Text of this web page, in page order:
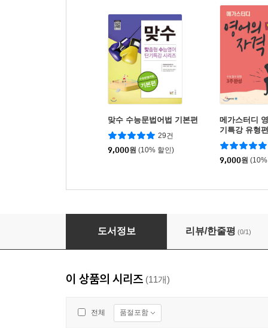
맞수 수능문법어법 기본편
29건
9,000원 (10% 할인)
메가스터디
기특강 유형편
9,000원
메가스터디 국어의 자격 단기특강 기본편
도서정보 리뷰/한줄평 (0/1)
이 상품의 시리즈 (11개)
전체 품절포함